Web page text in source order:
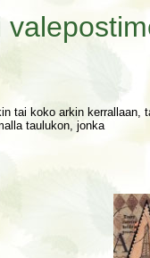
tai koko arkin
taulukon, jonka